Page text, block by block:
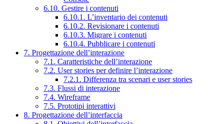
6.10. Gestire i contenuti
6.10.1. L’inventario dei contenuti
6.10.2. Revisionare i contenuti
6.10.3. Migrare i contenuti
6.10.4. Pubblicare i contenuti
7. Progettazione dell’interazione
7.1. Caratteristiche dell’interazione
7.2. User stories per definire l’interazione
7.2.1. Differenza tra scenari e user stories
7.3. Flussi di interazione
7.4. Wireframe
7.5. Prototipi interattivi
8. Progettazione dell’interfaccia